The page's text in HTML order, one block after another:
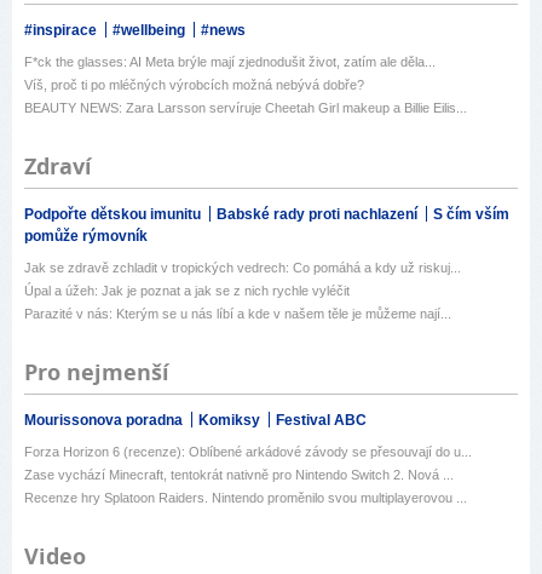
#inspirace #wellbeing #news
F*ck the glasses: AI Meta brýle mají zjednodušit život, zatím ale děla...
Víš, proč ti po mléčných výrobcích možná nebývá dobře?
BEAUTY NEWS: Zara Larsson servíruje Cheetah Girl makeup a Billie Eilis...
Zdraví
Podpořte dětskou imunitu Babské rady proti nachlazení
S čím vším
pomůže rýmovník
Jak se zdravě zchladit v tropických vedrech: Co pomáhá a kdy už riskuj...
Úpal a úžeh: Jak je poznat a jak se z nich rychle vyléčit
Parazité v nás: Kterým se u nás líbí a kde v našem těle je můžeme nají...
Pro nejmenší
Mourissonova poradna Komiksy Festival ABC
Forza Horizon 6 (recenze): Oblíbené arkádové závody se přesouvají do u...
Zase vychází Minecraft, tentokrát nativně pro Nintendo Switch 2. Nová ...
Recenze hry Splatoon Raiders. Nintendo proměnilo svou multiplayerovou ...
Video